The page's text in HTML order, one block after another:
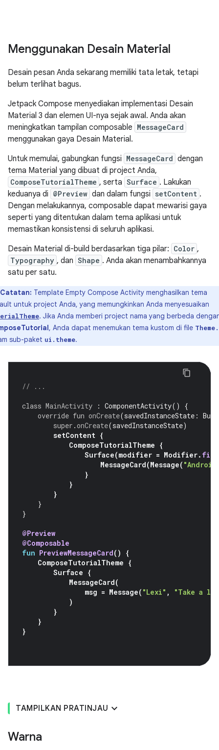
Menggunakan Desain Material
Desain pesan Anda sekarang memiliki tata letak, tetapi
belum terlihat bagus.
Jetpack Compose menyediakan implementasi Desain
Material 3 dan elemen UI-nya sejak awal. Anda akan
meningkatkan tampilan composable MessageCard
menggunakan gaya Desain Material.
Untuk memulai, gabungkan fungsi MessageCard dengan
tema Material yang dibuat di project Anda,
ComposeTutorialTheme , serta Surface . Lakukan
keduanya di @Preview dan dalam fungsi setContent .
Dengan melakukannya, composable dapat mewarisi gaya
seperti yang ditentukan dalam tema aplikasi untuk
memastikan konsistensi di seluruh aplikasi.
Desain Material di-build berdasarkan tiga pilar: Color ,
Typography , dan Shape . Anda akan menambahkannya
satu per satu.
Catatan: Template Empty Compose Activity menghasilkan tema
untuk project Anda, yang memungkinkan Anda menyesuaikan
. Jika Anda memberi project nama yang berbeda
, Anda dapat menemukan tema kustom di file
sub-paket ui.theme.
// ...
class MainActivity : ComponentActivity()
{
override fun onCreate(savedInstanceState :
super .onCreate(savedInstanceState)
setContent {
ComposeTutorialTheme {
Surface(modifier = Modifier.
MessageCard(Message(
}
}
}
}
}
@Preview
@Composable
fun PreviewMessageCard()
{
ComposeTutorialTheme {
Surface {
MessageCard(
msg = Message( "Lexi" ,
"Take a
)
}
}
}
TAMPILKAN PRATINJAU
Warna